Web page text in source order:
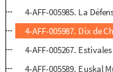
4-AFF-005985. La
4-AFF-005987. Dix de
4-AFF-005267.
4-AFF-005589. Euskal